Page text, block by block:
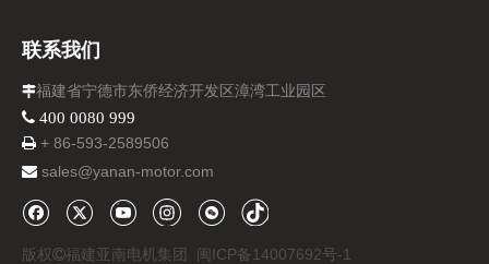
联系我们
福建省宁德市东侨经济开发区漳湾工业园区
 400 0080 999
 + 86-593-2589506
 sales@yanan-motor.com
版权福建亚南电机集团 闽ICP备14007692号-1